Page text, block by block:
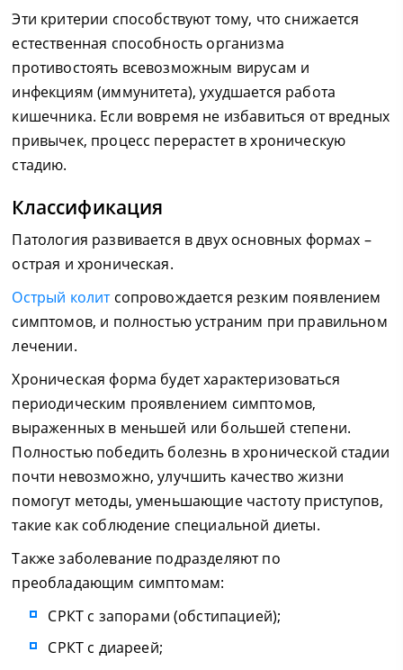
Эти критерии способствуют тому, что снижается
естественная способность организма
противостоять всевозможным вирусам и
инфекциям (иммунитета), ухудшается работа
кишечника. Если вовремя не избавиться от вредных
привычек, процесс перерастет в хроническую
стадию.
Классификация
Патология развивается в двух основных формах –
острая и хроническая.
Острый колитсопровождается резким появлением
симптомов, и полностью устраним при правильном
лечении.
Хроническая форма будет характеризоваться
периодическим проявлением симптомов,
выраженных в меньшей или большей степени.
Полностью победить болезнь в хронической стадии
почти невозможно, улучшить качество жизни
помогут методы, уменьшающие частоту приступов,
такие как соблюдение специальной диеты.
Также заболевание подразделяют по
преобладающим симптомам:
СРКТ с запорами (обстипацией);
СРКТ с диареей;